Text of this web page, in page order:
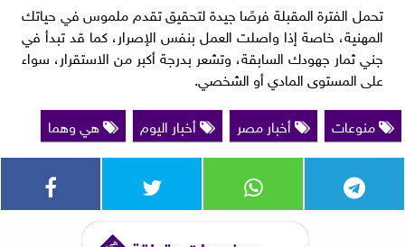
تحمل الفترة المقبلة فرصًا جيدة لتحقيق تقدم ملموس في حياتك
المهنية، خاصة إذا واصلت العمل بنفس الإصرار، كما قد تبدأ في
جني ثمار جهودك السابقة، وتشعر بدرجة أكبر من الاستقرار، سواء
على المستوى المادي أو الشخصي.
منوعات
أخبار مصر أخبار اليوم هي وهما